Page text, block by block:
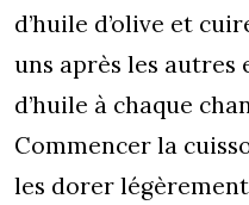
d’huile d’olive et
uns après les
d’huile à chaque
Commencer la
les dorer